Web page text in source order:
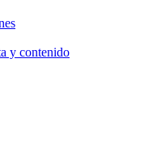
y contenido